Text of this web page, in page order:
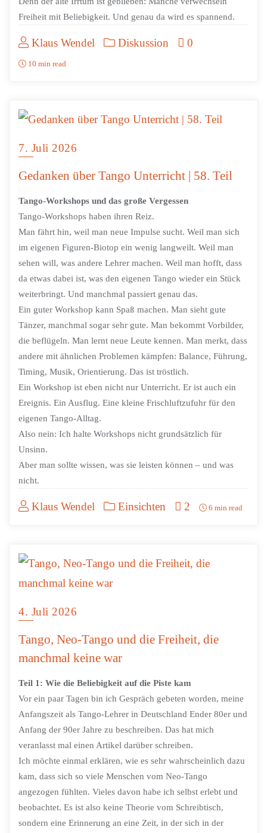
Freiheit mit Beliebigkeit. Und genau da wird es spannend.
Klaus Wendel Diskussion 0
10 min read
7. Juli 2026
Gedanken über Tango Unterricht | 58. Teil
Tango-Workshops und das große Vergessen
Tango-Workshops haben ihren Reiz.
Man fährt hin, weil man neue Impulse sucht. Weil man sich
im eigenen Figuren-Biotop ein wenig langweilt. Weil man
sehen will, was andere Lehrer machen. Weil man hofft, dass
da etwas dabei ist, was den eigenen Tango wieder ein Stück
weiterbringt. Und manchmal passiert genau das.
Ein guter Workshop kann Spaß machen. Man sieht gute
Tänzer, manchmal sogar sehr gute. Man bekommt Vorbilder,
die beflügeln. Man lernt neue Leute kennen. Man merkt, dass
andere mit ähnlichen Problemen kämpfen: Balance, Führung,
Timing, Musik, Orientierung. Das ist tröstlich.
Ein Workshop ist eben nicht nur Unterricht. Er ist auch ein
Ereignis. Ein Ausflug. Eine kleine Frischluftzufuhr für den
eigenen Tango-Alltag.
Also nein: Ich halte Workshops nicht grundsätzlich für
Unsinn.
Aber man sollte wissen, was sie leisten können – und was
nicht.
Klaus Wendel Einsichten 2 6 min read
4. Juli 2026
Tango, Neo-Tango und die Freiheit, die
manchmal keine war
Teil 1: Wie die Beliebigkeit auf die Piste kam
Vor ein paar Tagen bin ich Gespräch gebeten worden, meine
Anfangszeit als Tango-Lehrer in Deutschland Ender 80er und
Anfang der 90er Jahre zu beschreiben. Das hat mich
veranlasst mal einen Artikel darüber schreiben.
Ich möchte einmal erklären, wie es sehr wahrscheinlich dazu
kam, dass sich so viele Menschen vom Neo-Tango
angezogen fühlten. Vieles davon habe ich selbst erlebt und
beobachtet. Es ist also keine Theorie vom Schreibtisch,
sondern eine Erinnerung an eine Zeit, in der sich in der